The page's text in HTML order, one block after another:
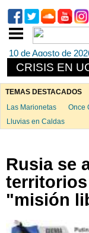
10 de Agosto de
CRISIS EN
TEMAS DESTACADOS
Las Marionetas
Once
Lluvias en Caldas
Rusia se
"misión